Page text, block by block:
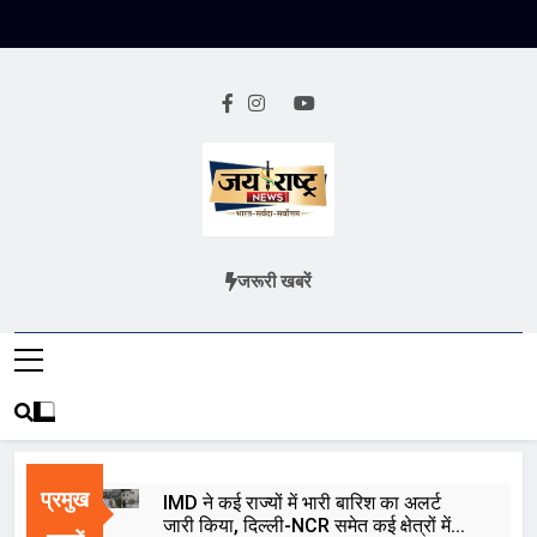
Jai Rashtra
हिंदी समाचार
जरूरी खबरें
प्रमुख
IMD ने कई राज्यों में भारी बारिश का अलर्ट
जारी किया, दिल्ली-NCR समेत कई क्षेत्रों में